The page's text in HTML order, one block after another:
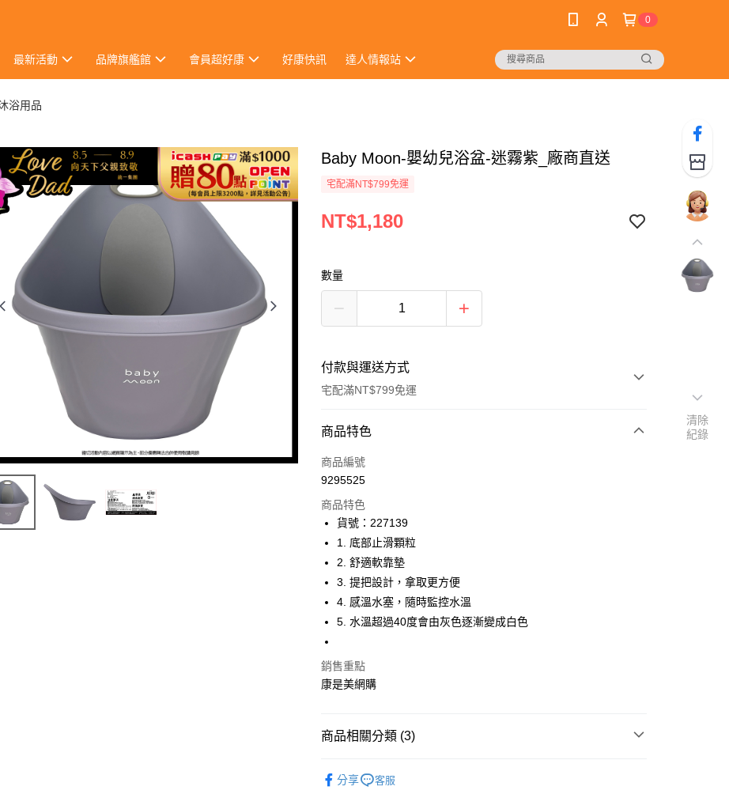
0
最新活動 品牌旗艦館 會員超好康 好康快訊 達人情報站
浴用品
Baby Moon-嬰幼兒浴盆-迷霧紫_廠商直送
宅配滿NT$799免運
NT$1,180
數量
付款與運送方式
宅配滿NT$799免運
付款方式
icash Pay
數位禮券
LINE Pay
Apple Pay
街口支付
Google Pay
宅配-下單後3-5個工作天配送(不含預購品)，箱購品分箱出貨
商品特色
商品編號
9295525
商品特色
貨號：227139
1. 底部止滑顆粒
2. 舒適軟靠墊
3. 提把設計，拿取更方便
4. 感溫水塞，隨時監控水溫
5. 水溫超過40度會由灰色逐漸變成白色
銷售重點
康是美網購
商品相關分類 (3)
分享 客服
清除
紀錄